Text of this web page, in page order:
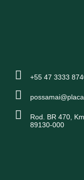
+55 47 3333
Rod. BR 470,
89130-000